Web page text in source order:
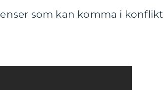
som kan komma i konflikt